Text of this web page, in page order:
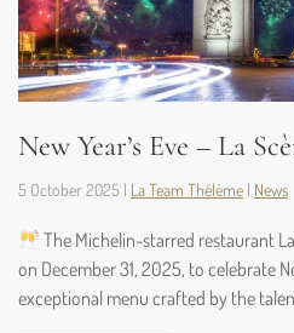
New Year’s Eve – La
5 October 2025 | La Team Thélème | News
The Michelin-starred restaurant
on December 31, 2025, to celebrate
exceptional menu crafted by the